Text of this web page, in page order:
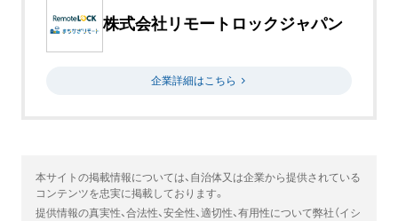
株式会社リモートロックジャパン
企業詳細はこちら
本サイトの掲載情報については、自治体又は企業から提供されている
コンテンツを忠実に掲載しております。
提供情報の真実性、合法性、安全性、適切性、有用性について弊社（イシ